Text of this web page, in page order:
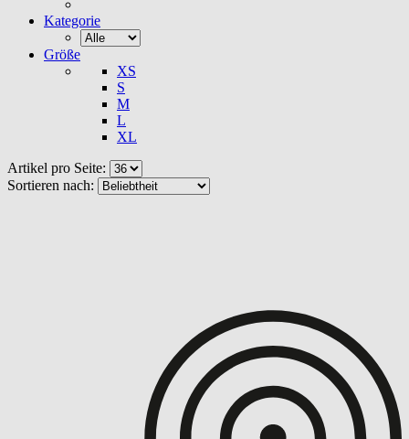
Kategorie
Größe
XS
S
M
L
XL
Artikel pro Seite:
Sortieren nach: